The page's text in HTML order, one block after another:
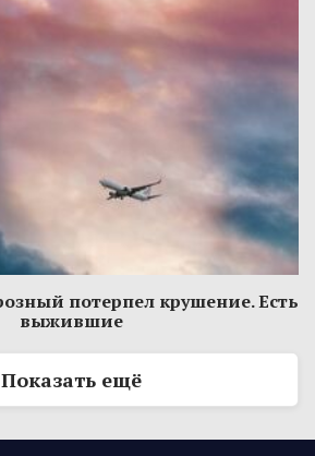
потерпел крушение. Есть
выжившие
Показать ещё